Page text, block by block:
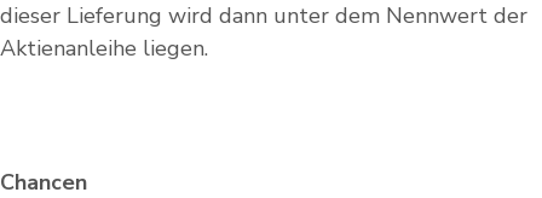
dieser Lieferung wird dann unter dem Nennwert der
Aktienanleihe liegen.
Chancen